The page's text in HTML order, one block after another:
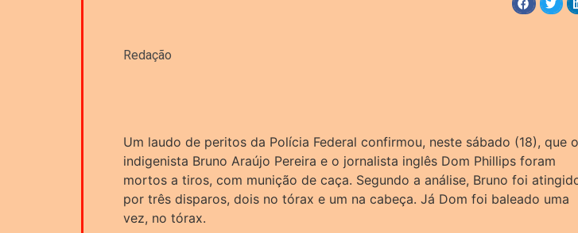
Redação
Um laudo de peritos da Polícia Federal confirmou, neste sábado (18), que o
indigenista Bruno Araújo Pereira e o jornalista inglês Dom Phillips foram
mortos a tiros, com munição de caça. Segundo a análise, Bruno foi
por três disparos, dois no tórax e um na cabeça. Já Dom foi baleado uma
vez, no tórax.